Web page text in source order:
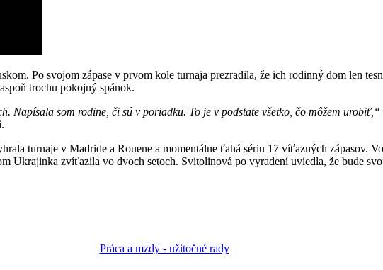
Po svojom zápase v prvom kole turnaja prezradila, že ich rodinný dom len
trochu pokojný spánok.
Napísala som rodine, či sú v poriadku. To je v podstate všetko, čo môžem urobiť,“
turnaje v Madride a Rouene a momentálne ťahá sériu 17 víťazných zápasov.
Ukrajinka zvíťazila vo dvoch setoch. Svitolinová po vyradení uviedla, že bude